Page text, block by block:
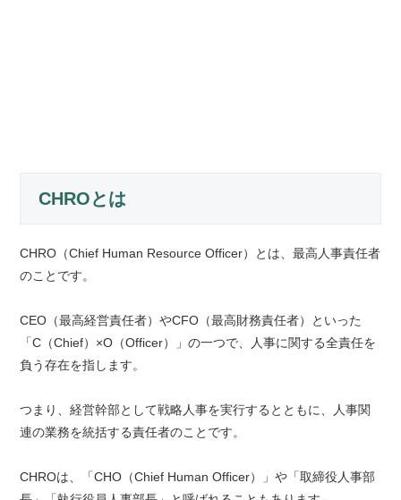
CHROとは
CHRO（Chief Human Resource Officer）とは、最高人事責任者
のことです。
CEO（最高経営責任者）やCFO（最高財務責任者）といった
「C（Chief）×O（Officer）」の一つで、人事に関する全責任を
負う存在を指します。
つまり、経営幹部として戦略人事を実行するとともに、人事関
連の業務を統括する責任者のことです。
CHROは、「CHO（Chief Human Officer）」や「取締役人事部